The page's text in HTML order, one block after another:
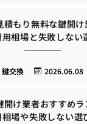
積もり無料な鍵開
相場と失敗しない
2026.06.08
鍵交換
け業者おすすめラ
相場や失敗しない選